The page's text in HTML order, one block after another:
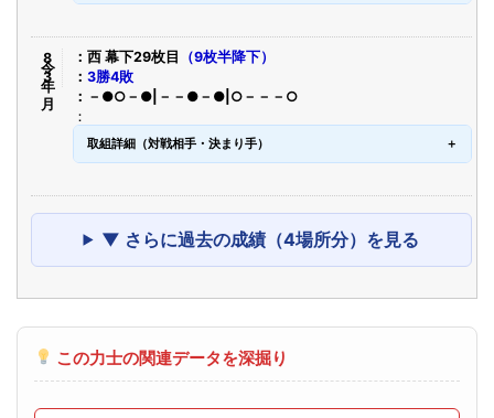
令8年3月 西 幕下29枚目
（9枚半降下）
3勝4敗
－●○－●|－－●－●|○－－－○
取組詳細（対戦相手・決まり手）
▼ さらに過去の成績（4場所分）を見る
この力士の関連データを深掘り